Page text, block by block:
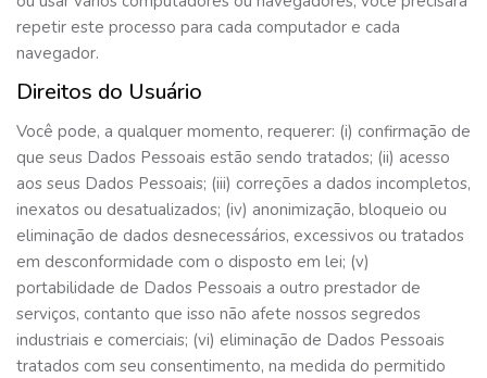
repetir este processo para cada computador e cada
navegador.
Direitos do Usuário
Você pode, a qualquer momento, requerer: (i) confirmação de
que seus Dados Pessoais estão sendo tratados; (ii) acesso
aos seus Dados Pessoais; (iii) correções a dados incompletos,
inexatos ou desatualizados; (iv) anonimização, bloqueio ou
eliminação de dados desnecessários, excessivos ou tratados
em desconformidade com o disposto em lei; (v)
portabilidade de Dados Pessoais a outro prestador de
serviços, contanto que isso não afete nossos segredos
industriais e comerciais; (vi) eliminação de Dados Pessoais
tratados com seu consentimento, na medida do permitido